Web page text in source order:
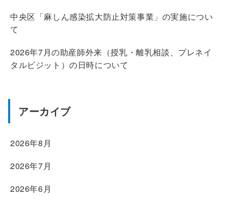
中央区「麻しん感染拡大防止対策事業」の実施につい
て
2026年7月の助産師外来（授乳・離乳相談、プレネイ
タルビジット）の日時について
アーカイブ
2026年8月
2026年7月
2026年6月